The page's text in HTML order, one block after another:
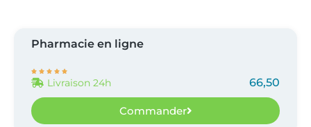
Pharmacie en ligne
    
Livraison 24h 66,50
Commander